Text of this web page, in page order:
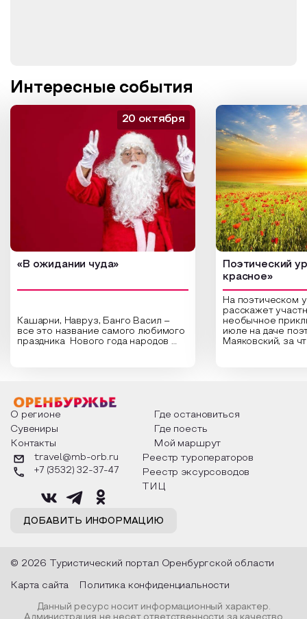
Интересные события
«В ожидании чуда»
Кашарни, Навруз, Банго Васил –
все это название самого любимого
праздника Нового года народов
о том, как встречают новый год в
разных уголках страны, какие
обряды совершают на удачу и
благополучие, в чем схожи и
различаются традиции. Кто такой
Дед Мороз и откуда он пришел, как
его называют в разных уголках
страны и как появились елочные
20 октября
Поэтический
красное»
На поэтическом
расскажет
необычное
июле на даче
Маяковский, за
Твардовского и
каждой строчке
восхищение
яркому времени
О регионе
Где остановиться
Сувениры
Где поесть
Контакты
Мой маршрут
ДОБАВИТЬ ИНФОРМАЦИЮ
travel@mb-orb.ru
+7 (3532) 32-37-47
Реестр туроператоров
Реестр эксурсоводов
ТИЦ
© 2026 Туристический портал Оренбургской области
Карта сайта Политика конфиденциальности
Данный ресурс носит информационный характер.